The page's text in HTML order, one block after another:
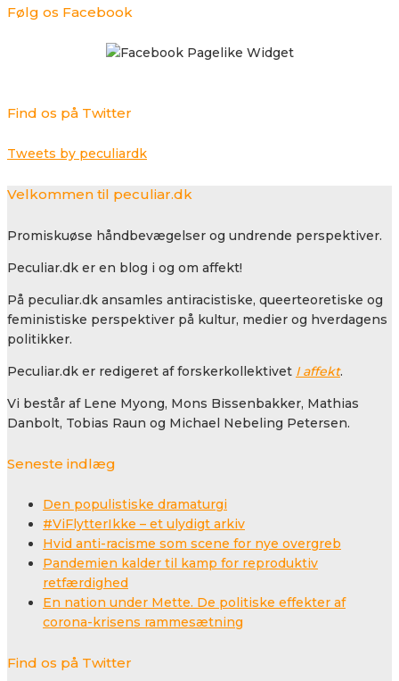
Følg os Facebook
Find os på Twitter
Tweets by peculiardk
Velkommen til peculiar.dk
Promiskuøse håndbevægelser og undrende perspektiver.
Peculiar.dk er en blog i og om affekt!
På peculiar.dk ansamles antiracistiske, queerteoretiske og
feministiske perspektiver på kultur, medier og hverdagens
politikker.
Peculiar.dk er redigeret af forskerkollektivet I affekt.
Vi består af Lene Myong, Mons Bissenbakker, Mathias
Danbolt, Tobias Raun og Michael Nebeling Petersen.
Seneste indlæg
Den populistiske dramaturgi
#ViFlytterIkke – et ulydigt arkiv
Hvid anti-racisme som scene for nye overgreb
Pandemien kalder til kamp for reproduktiv
retfærdighed
En nation under Mette. De politiske effekter af
corona-krisens rammesætning
Find os på Twitter